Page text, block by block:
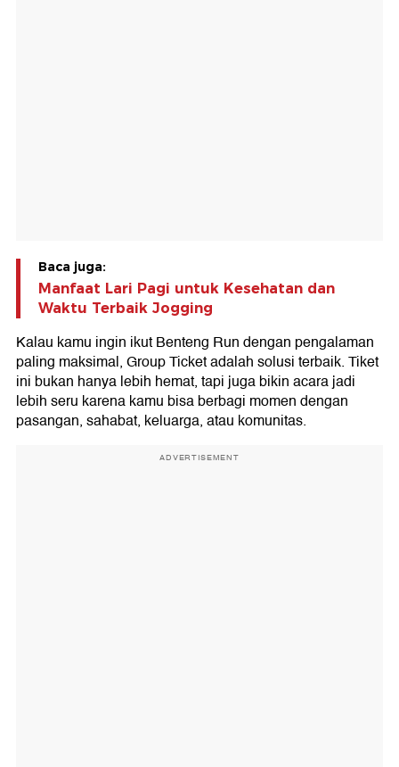
Baca juga:
Manfaat Lari Pagi untuk Kesehatan dan
Waktu Terbaik Jogging
Kalau kamu ingin ikut Benteng Run dengan pengalaman
paling maksimal, Group Ticket adalah solusi terbaik. Tiket
ini bukan hanya lebih hemat, tapi juga bikin acara jadi
lebih seru karena kamu bisa berbagi momen dengan
pasangan, sahabat, keluarga, atau komunitas.
ADVERTISEMENT